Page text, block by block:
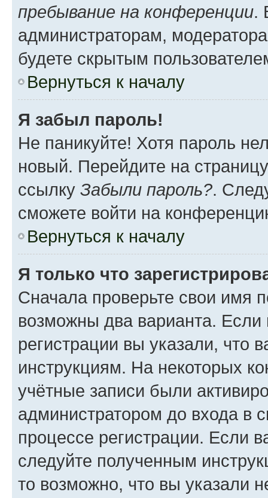
пребывание на конференции.
администраторам,
будете скрытым
Вернуться к началу
Я забыл пароль!
Не паникуйте! Хотя пароль
новый. Перейдите на
ссылку Забыли пароль?.
сможете войти на
Вернуться к началу
Я только что
Сначала проверьте свои имя
возможны два варианта.
регистрации вы указали, что
инструкциям. На некоторых
учётные записи были
администратором до входа в
процессе регистрации. Если
следуйте полученным
то возможно, что вы указали